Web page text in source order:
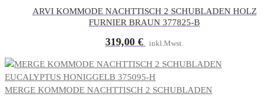
ARVI KOMMODE NACHTTISCH 2 SCHUBLADEN HOLZ
FURNIER BRAUN 377825-B
319,00 € inkl.Mwst.
MERGE KOMMODE NACHTTISCH 2 SCHUBLADEN